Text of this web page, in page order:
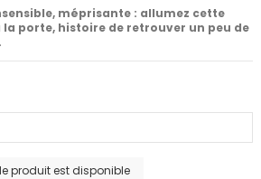
méprisante : allumez cette
porte, histoire de retrouver un peu de